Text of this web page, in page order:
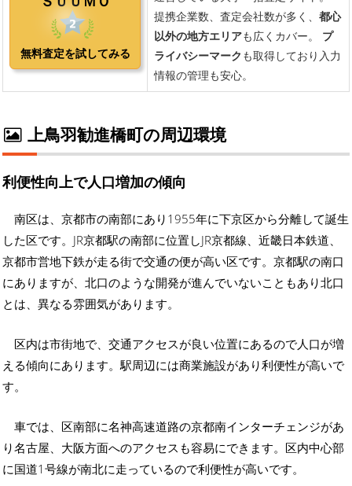
上鳥羽勧進橋町の周辺環境
利便性向上で人口増加の傾向
南区は、京都市の南部にあり1955年に下京区から分離して誕生
した区です。JR京都駅の南部に位置しJR京都線、近畿日本鉄道、
京都市営地下鉄が走る街で交通の便が高い区です。京都駅の南口
にありますが、北口のような開発が進んでいないこともあり北口
とは、異なる雰囲気があります。
区内は市街地で、交通アクセスが良い位置にあるので人口が増
える傾向にあります。駅周辺には商業施設があり利便性が高いで
す。
車では、区南部に名神高速道路の京都南インターチェンジがあ
り名古屋、大阪方面へのアクセスも容易にできます。区内中心部
に国道1号線が南北に走っているので利便性が高いです。